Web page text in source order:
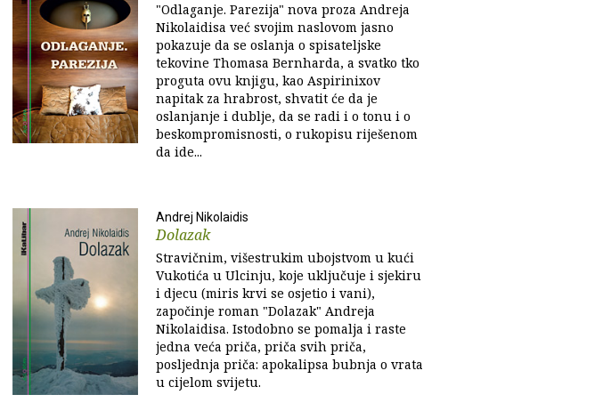
"Odlaganje. Parezija" nova proza Andreja
Nikolaidisa već svojim naslovom jasno
pokazuje da se oslanja o spisateljske
tekovine Thomasa Bernharda, a svatko tko
proguta ovu knjigu, kao Aspirinixov
napitak za hrabrost, shvatit će da je
oslanjanje i dublje, da se radi i o tonu i o
beskompromisnosti, o rukopisu riješenom
da ide...
Andrej Nikolaidis
Dolazak
Stravičnim, višestrukim ubojstvom u kući
Vukotića u Ulcinju, koje uključuje i sjekiru
i djecu (miris krvi se osjetio i vani),
započinje roman "Dolazak" Andreja
Nikolaidisa. Istodobno se pomalja i raste
jedna veća priča, priča svih priča,
posljednja priča: apokalipsa bubnja o vrata
u cijelom svijetu.